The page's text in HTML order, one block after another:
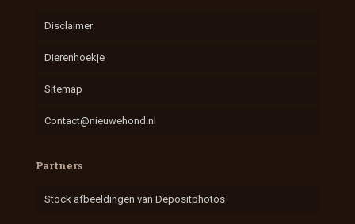
Disclaimer
Dierenhoekje
Sitemap
Contact@nieuwehond.nl
Partners
Stock afbeeldingen van Depositphotos